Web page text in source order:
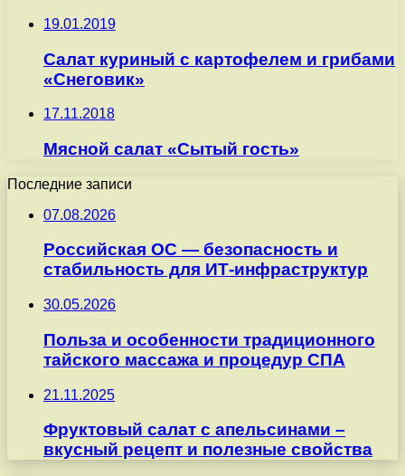
19.01.2019
Салат куриный с картофелем и грибами
«Снеговик»
17.11.2018
Мясной салат «Сытый гость»
Последние записи
07.08.2026
Российская ОС — безопасность и
стабильность для ИТ-инфраструктур
30.05.2026
Польза и особенности традиционного
тайского массажа и процедур СПА
21.11.2025
Фруктовый салат с апельсинами –
вкусный рецепт и полезные свойства